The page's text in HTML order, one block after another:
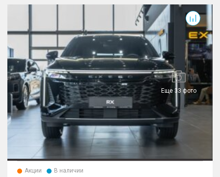
Еще 33 фото
Акции В наличии